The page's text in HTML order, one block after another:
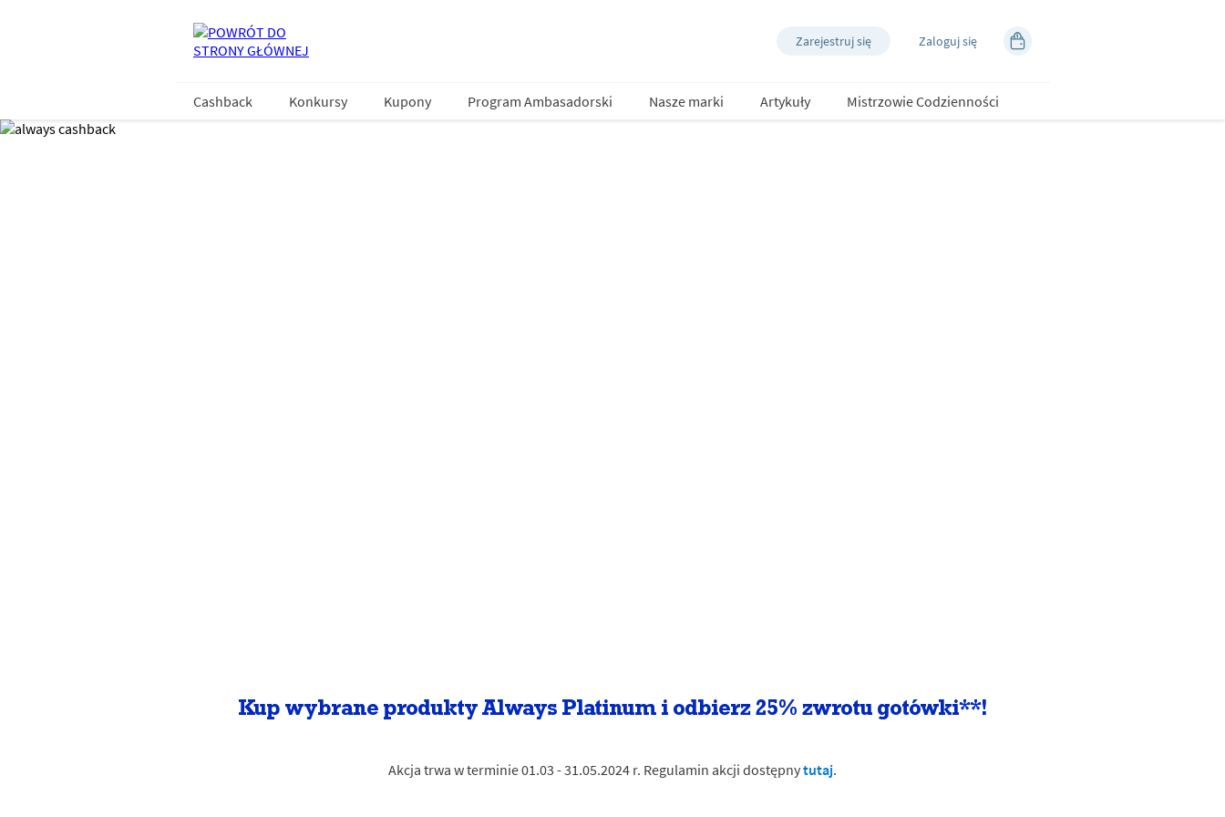
Zarejestruj się Zaloguj się
Cashback Konkursy Kupony Program Ambasadorski Nasze marki Artykuły Mistrzowie Codzienności
Kup wybrane produkty Always Platinum i odbierz 25% zwrotu gotówki**!
Akcja trwa w terminie 01.03 - 31.05.2024 r. Regulamin akcji dostępnytutaj.